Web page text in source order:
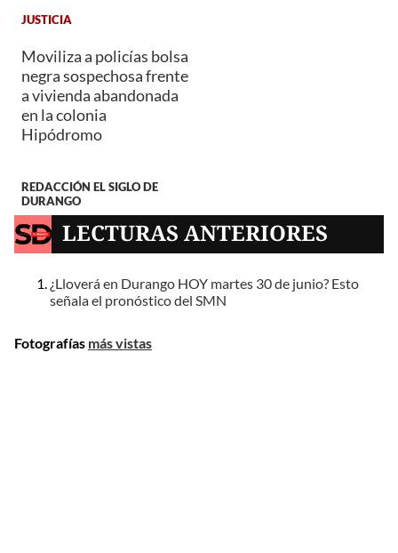
JUSTICIA
Moviliza a policías bolsa
negra sospechosa frente
a vivienda abandonada
en la colonia
Hipódromo
REDACCIÓN EL SIGLO DE
DURANGO
LECTURAS ANTERIORES
¿Lloverá en Durango HOY martes 30 de junio? Esto
señala el pronóstico del SMN
Fotografías más vistas